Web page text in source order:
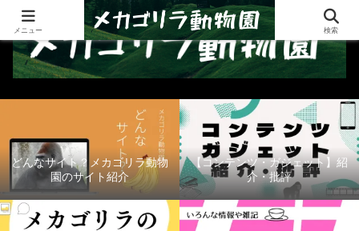
どんなサイト？メカゴリラ動物
園のサイト紹介
【コンテンツ・ガジェット】紹
介・批評
メニュー 検索